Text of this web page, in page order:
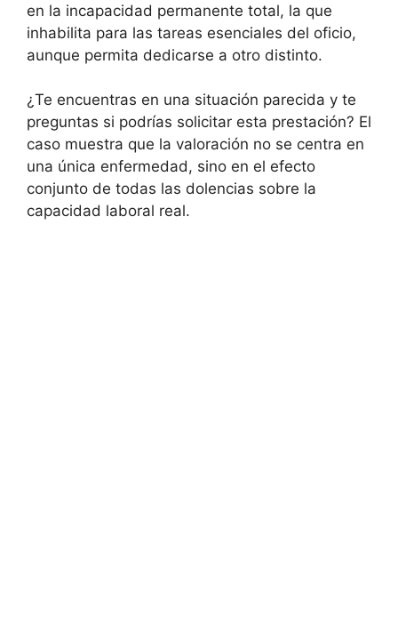
en la incapacidad permanente total, la que
inhabilita para las tareas esenciales del oficio,
aunque permita dedicarse a otro distinto.
¿Te encuentras en una situación parecida y te
preguntas si podrías solicitar esta prestación? El
caso muestra que la valoración no se centra en
una única enfermedad, sino en el efecto
conjunto de todas las dolencias sobre la
capacidad laboral real.